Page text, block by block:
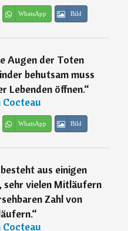
WhatsApp Bild
Augen der Toten
behutsam muss
Lebenden öffnen.“
Cocteau
WhatsApp Bild
aus einigen
vielen Mitläufern
Zahl von
“
Cocteau